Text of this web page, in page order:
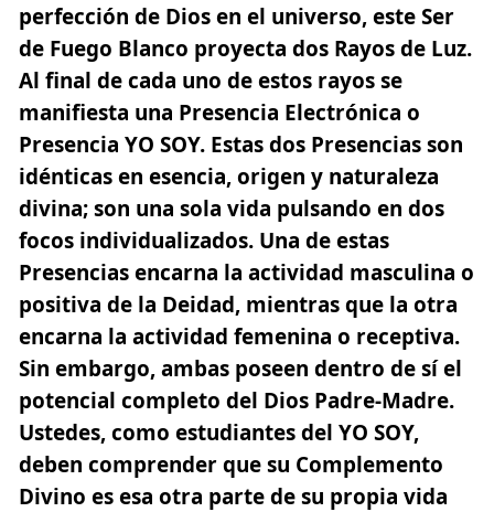
perfección de Dios en el universo, este Ser
de Fuego Blanco proyecta dos Rayos de Luz.
Al final de cada uno de estos rayos se
manifiesta una Presencia Electrónica o
Presencia YO SOY. Estas dos Presencias son
idénticas en esencia, origen y naturaleza
divina; son una sola vida pulsando en dos
focos individualizados. Una de estas
Presencias encarna la actividad masculina o
positiva de la Deidad, mientras que la otra
encarna la actividad femenina o receptiva.
Sin embargo, ambas poseen dentro de sí el
potencial completo del Dios Padre-Madre.
Ustedes, como estudiantes del YO SOY,
deben comprender que su Complemento
Divino es esa otra parte de su propia vida